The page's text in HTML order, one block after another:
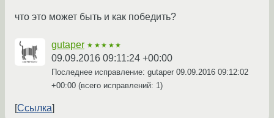
что это может быть и как победить?
gutaper ★★★★★
09.09.2016 09:11:24 +00:00
Последнее исправление: gutaper 09.09.2016 09:12:02
+00:00 (всего исправлений: 1)
Ссылка